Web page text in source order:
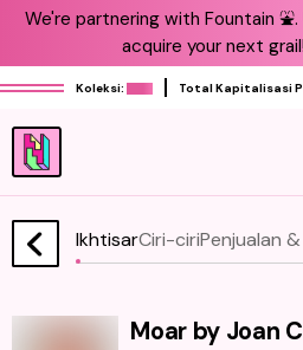
We're partnering with Fountain
acquire your next grail!
Koleksi: Total Kapitalisasi
IkhtisarCiri-ciriPenjualan
Moar by Joan